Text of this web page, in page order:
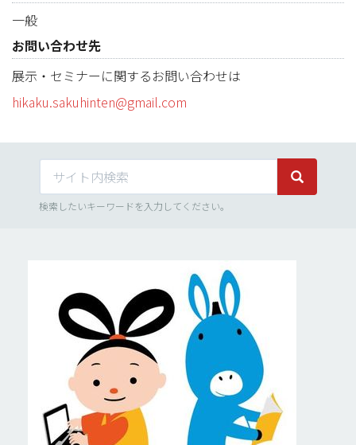
一般
お問い合わせ先
展示・セミナーに関するお問い合わせは
hikaku.sakuhinten@gmail.com
サイト内検索 サイト内
検索したいキーワードを入力してください。